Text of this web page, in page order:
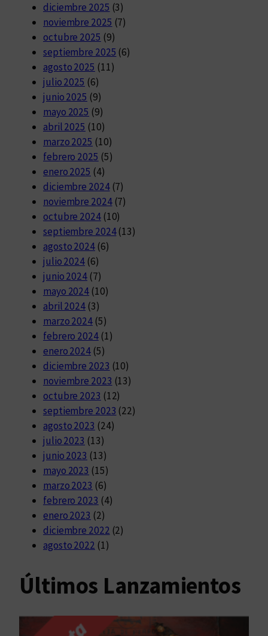
diciembre 2025 (3)
noviembre 2025 (7)
octubre 2025 (9)
septiembre 2025 (6)
agosto 2025 (11)
julio 2025 (6)
junio 2025 (9)
mayo 2025 (9)
abril 2025 (10)
marzo 2025 (10)
febrero 2025 (5)
enero 2025 (4)
diciembre 2024(7)
noviembre 2024(7)
octubre 2024(10)
septiembre 2024(13)
agosto 2024(6)
julio 2024 (6)
junio 2024 (7)
mayo 2024 (10)
abril 2024 (3)
marzo 2024 (5)
febrero 2024(1)
enero 2024 (5)
diciembre 2023 (10)
noviembre 2023 (13)
octubre 2023 (12)
septiembre 2023 (22)
agosto 2023 (24)
julio 2023 (13)
junio 2023 (13)
mayo 2023 (15)
marzo 2023 (6)
febrero 2023 (4)
enero 2023 (2)
diciembre 2022 (2)
agosto 2022 (1)
Últimos Lanzamientos